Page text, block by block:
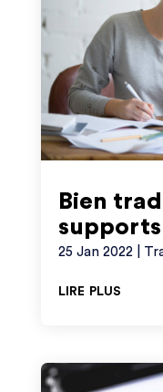
Bien
25 Jan 2022
lire plus